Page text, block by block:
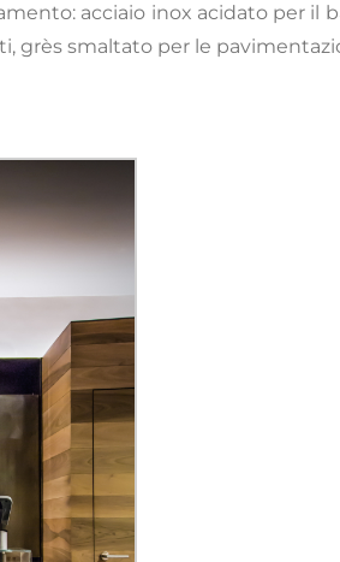
acciaio inox acidato per il
grès smaltato per le